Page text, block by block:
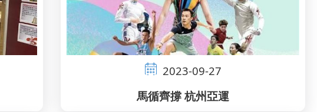
2023-09-27
馬循齊撐 杭州亞運